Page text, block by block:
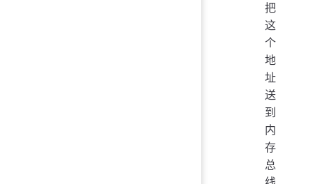
把
这
个
地
址
送
到
内
存
总